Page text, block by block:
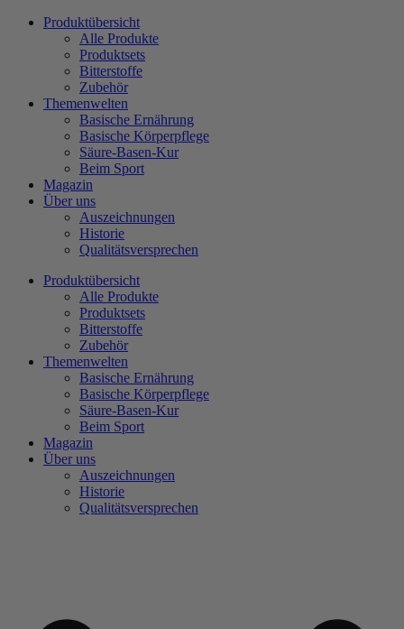
Zum
Produktübersicht
Alle Produkte
Produktsets
Bitterstoffe
Zubehör
Themenwelten
Basische Ernährung
Basische Körperpflege
Säure-Basen-Kur
Beim Sport
Magazin
Über uns
Auszeichnungen
Historie
Qualitätsversprechen
Produktübersicht
Alle Produkte
Produktsets
Bitterstoffe
Zubehör
Themenwelten
Basische Ernährung
Basische Körperpflege
Säure-Basen-Kur
Beim Sport
Magazin
Über uns
Auszeichnungen
Historie
Qualitätsversprechen